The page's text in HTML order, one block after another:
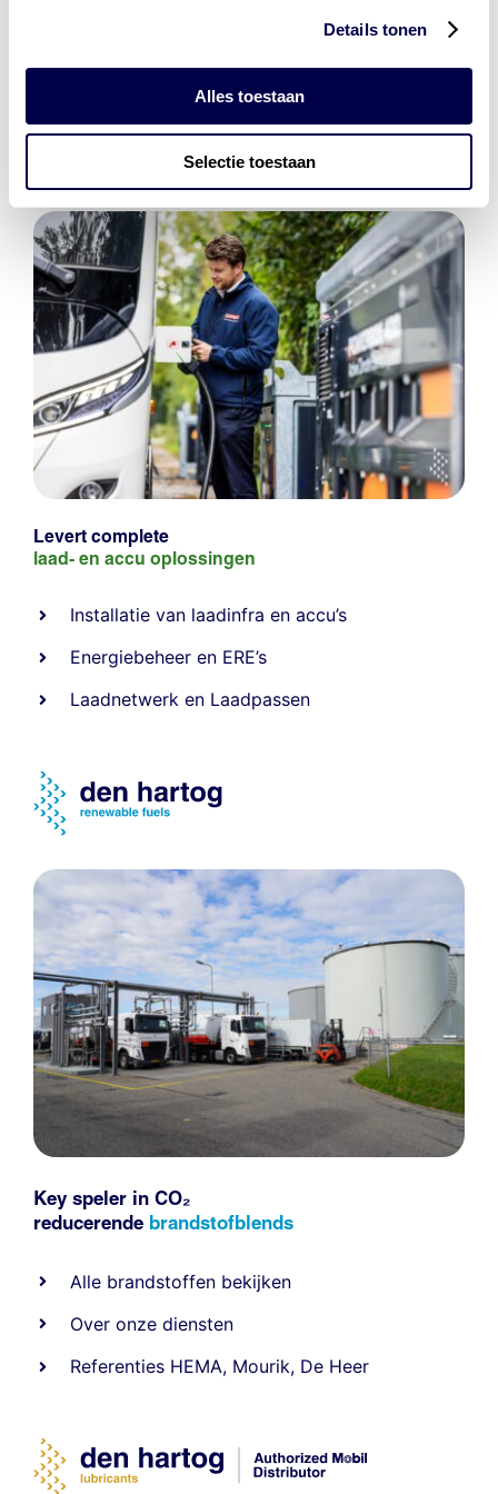
Details tonen
Alles toestaan
Selectie toestaan
Den Hartog Energies
Levert complete
laad- en accu oplossingen
Installatie van laadinfra en accu’s
Energiebeheer en ERE’s
Laadnetwerk en Laadpassen
Key speler in CO₂
reducerende brandstofblends
Alle brandstoffen bekijken
Over onze diensten
Referenties HEMA, Mourik, De Heer